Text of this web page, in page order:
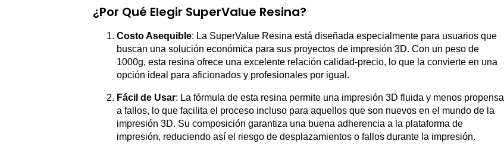
¿Por Qué Elegir SuperValue Resina?
Costo Asequible: La SuperValue Resina está diseñada especialmente para usuarios que
buscan una solución económica para sus proyectos de impresión 3D. Con un peso de
1000g, esta resina ofrece una excelente relación calidad-precio, lo que la convierte en una
opción ideal para aficionados y profesionales por igual.
Fácil de Usar: La fórmula de esta resina permite una impresión 3D fluida y menos propensa
a fallos, lo que facilita el proceso incluso para aquellos que son nuevos en el mundo de la
impresión 3D. Su composición garantiza una buena adherencia a la plataforma de
impresión, reduciendo así el riesgo de desplazamientos o fallos durante la impresión.